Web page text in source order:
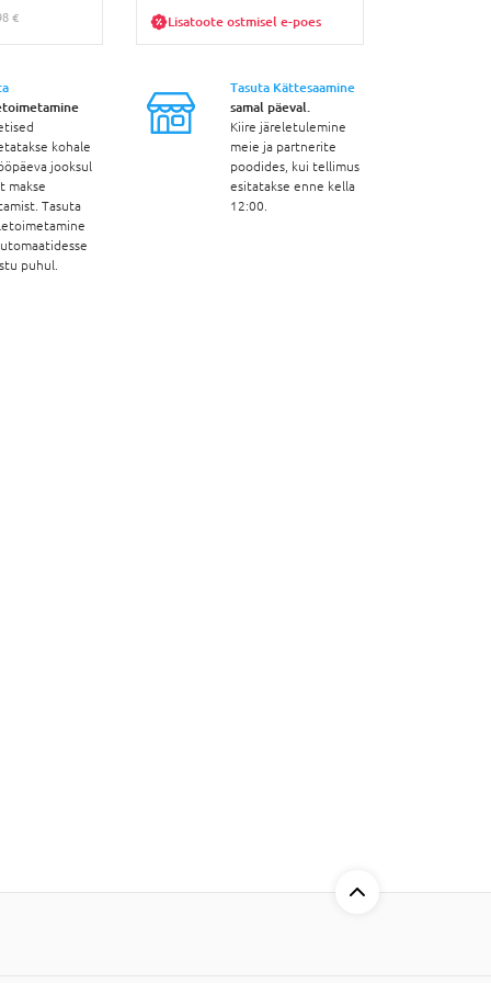
€ Lisatoote ostmisel e-poes
kohale
jooksul
makse
Tasuta
puhul.
Tasuta Kättesaamine
samal päeval.
Kiire järeletulemine
meie ja partnerite
poodides, kui tellimus
esitatakse enne kella
12:00.